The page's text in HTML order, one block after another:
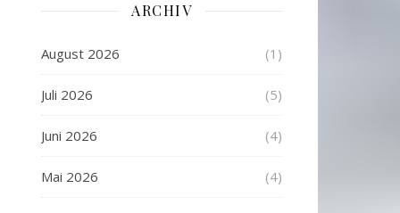
ARCHIV
August 2026 (1)
Juli 2026 (5)
Juni 2026 (4)
Mai 2026 (4)